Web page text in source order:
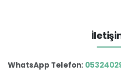
WhatsApp Telefon: